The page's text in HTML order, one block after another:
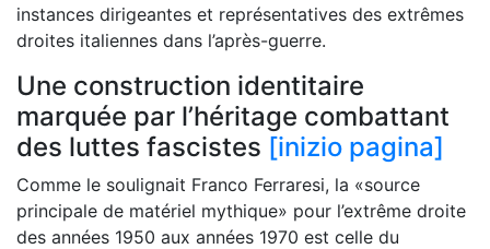
instances dirigeantes et représentatives des extrêmes
droites italiennes dans l’après-guerre.
Une construction identitaire
marquée par l’héritage combattant
des luttes fascistes [inizio pagina]
Comme le soulignait Franco Ferraresi, la «source
principale de matériel mythique» pour l’extrême droite
des années 1950 aux années 1970 est celle du